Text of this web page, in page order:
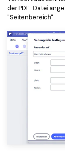
der PDF-Datei
"Seitenbereich".